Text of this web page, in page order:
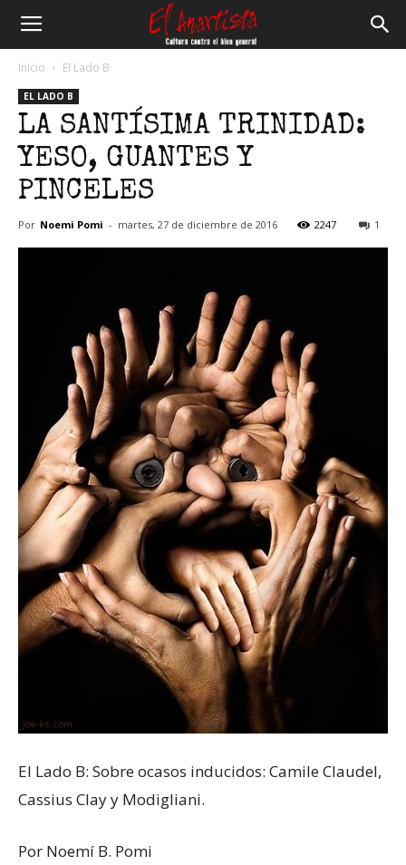
Anartista
Inicio El Lado B
EL LADO B
LA SANTÍSIMA TRINIDAD:
YESO, GUANTES Y
PINCELES
Por Noemi Pomi - martes, 27 de diciembre de 2016 2247 1
El Lado B: Sobre ocasos inducidos: Camile Claudel,
Cassius Clay y Modigliani.
Por Noemí B. Pomi